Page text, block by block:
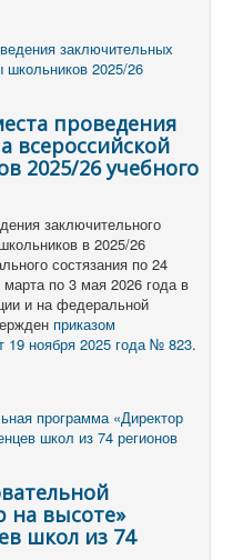
проведения
всероссийской
2025/26 учебного
заключительного
в 2025/26
состязания по 24
по 3 мая 2026 года в
и на федеральной
приказом
19 ноября 2025 года № 823.
на высоте»
школ из 74